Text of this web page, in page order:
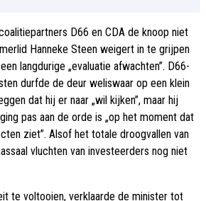
D66 en CDA de knoop niet
Hanneke Steen weigert in te grijpen
langdurige „evaluatie afwachten”. D66-
durfde de deur weliswaar op een klein
dat hij er naar „wil kijken”, maar hij
pas aan de orde is „op het moment dat
ziet”. Alsof het totale droogvallen van
vluchten van investeerders nog niet
te voltooien, verklaarde de minister tot